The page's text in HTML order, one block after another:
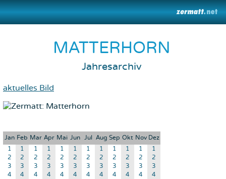
MATTERHORN
Jahresarchiv
aktuelles Bild
Jan Feb Mar Apr Mai Jun Jul Aug Sep Okt Nov Dez
1 1 1 1 1 1 1 1 1 1 1
1
2
2 2 2 2 2 2 2 2 2 2
2
3
3 3 3 3 3 3 3 3 3 3
3
4
4 4 4 4 4 4 4 4 4 4
4